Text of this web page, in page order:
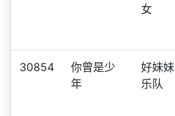
女
30854
你曾是少
年
好妹妹
乐队